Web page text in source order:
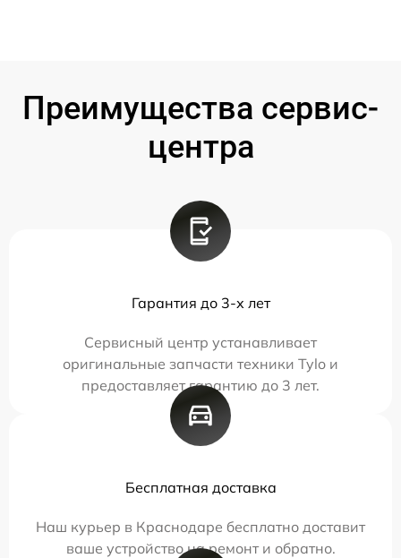
Преимущества сервис-
центра
Гарантия до 3-х лет
Сервисный центр устанавливает
оригинальные запчасти техники Tylo и
предоставляет гарантию до 3 лет.
Бесплатная доставка
Наш курьер в Краснодаре бесплатно доставит
ваше устройство на ремонт и обратно.